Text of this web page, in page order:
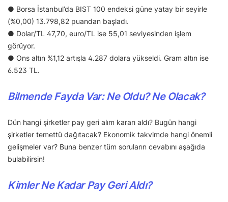
● Borsa İstanbul’da BIST 100 endeksi güne yatay bir seyirle
(%0,00) 13.798,82 puandan başladı.
● Dolar/TL 47,70, euro/TL ise 55,01 seviyesinden işlem
görüyor.
● Ons altın %1,12 artışla 4.287 dolara yükseldi. Gram altın ise
6.523 TL.
Bilmende Fayda Var: Ne Oldu? Ne Olacak?
Dün hangi şirketler pay geri alım kararı aldı? Bugün hangi
şirketler temettü dağıtacak? Ekonomik takvimde hangi önemli
gelişmeler var? Buna benzer tüm soruların cevabını aşağıda
bulabilirsin!
Kimler Ne Kadar Pay Geri Aldı?